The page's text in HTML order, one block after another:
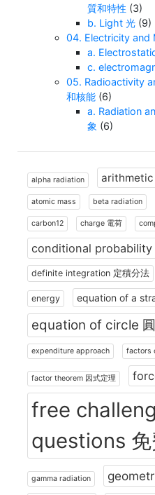
質和特性 (3)
b. Light 光 (9)
04. Electricity and
a.
c.
05. Radioactivity
和核能 (6)
a. Radiation
象 (6)
alpha radiation arithmetic
atomic mass beta radiation
carbon12 charge 電荷
conditional probability
definite integration 定積分法
energy equation of a
equation of circle
expenditure approach factors
factor theorem 因式定理
free
questions 免
gamma radiation